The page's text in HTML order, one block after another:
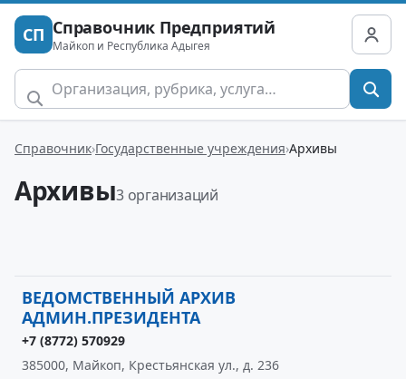
СП Справочник Предприятий
Майкоп и Республика Адыгея
Справочник Государственные учреждения Архивы
Архивы3 организаций
ВЕДОМСТВЕННЫЙ АРХИВ
АДМИН.ПРЕЗИДЕНТА
+7 (8772) 570929
385000, Майкоп, Крестьянская ул., д. 236